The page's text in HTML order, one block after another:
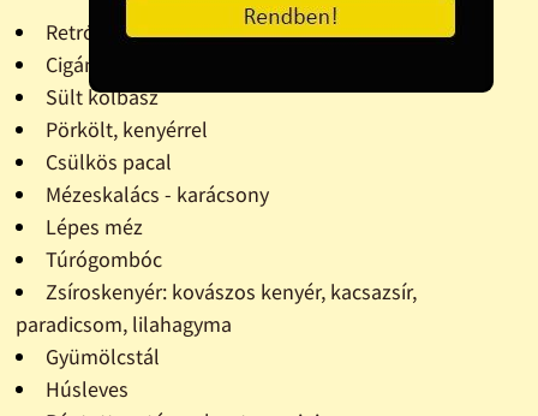
Retró szendvics
Cigány pecsenye
Sült kolbász
Pörkölt, kenyérrel
Csülkös pacal
Mézeskalács - karácsony
Lépes méz
Túrógombóc
Zsíroskenyér: kovászos kenyér, kacsazsír,
paradicsom, lilahagyma
Gyümölcstál
Húsleves